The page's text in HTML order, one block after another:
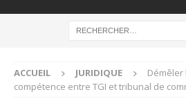
ACCUEIL JURIDIQUE
compétence entre TGI et tribunal de